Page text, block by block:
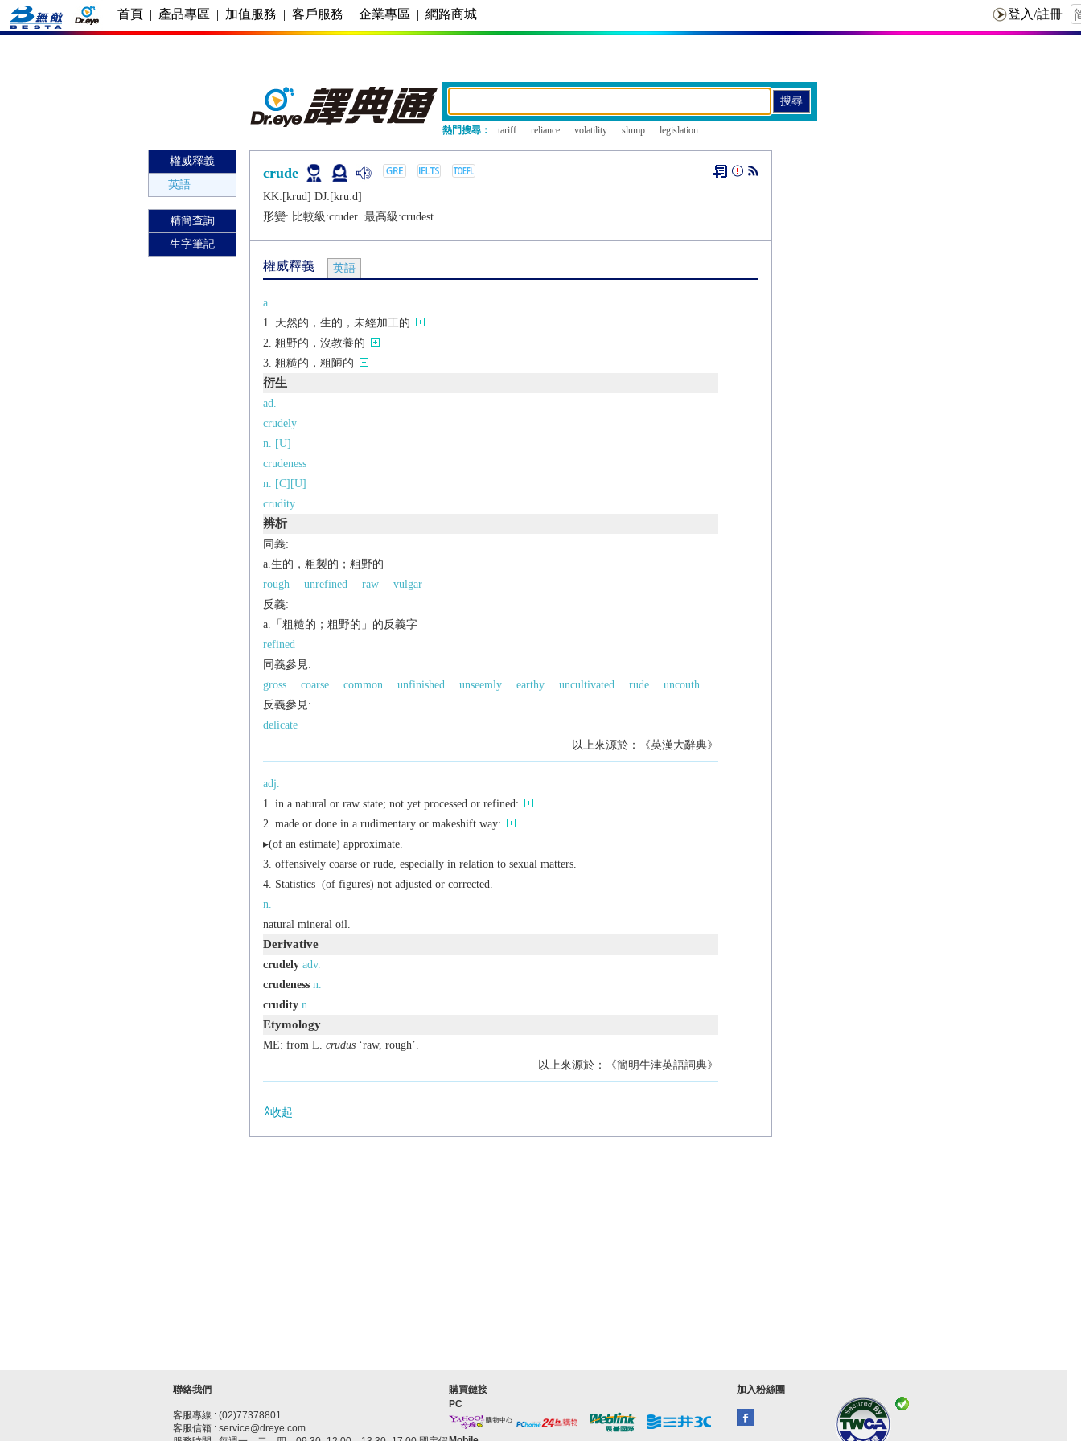
首頁 | 產品專區 | 加值服務 | 客戶服務 | 企業專區 | 網路商城
熱門搜尋： tariff reliance volatility slump legislation
權威釋義
英語
精簡查詢
生字筆記
crude
KK:[krud] DJ:[kruːd]
形變: 比較級:cruder最高級:crudest
權威釋義 英語
a.
天然的，生的，未經加工的
粗野的，沒教養的
粗糙的，粗陋的
衍生
ad.
crudely
n. [U]
crudeness
n. [C][U]
crudity
辨析
同義:
a.生的，粗製的；粗野的
rough
unrefined raw
vulgar
反義:
a.「粗糙的；粗野的」的反義字
refined
同義參見:
gross
coarse common unfinished unseemly earthy uncultivated rude
uncouth
反義參見:
delicate
以上來源於：《英漢大辭典》
adj.
in a natural or raw state; not yet processed or refined:
made or done in a rudimentary or makeshift way:
▸(of an estimate) approximate.
offensively coarse or rude, especially in relation to sexual matters.
Statistics (of figures) not adjusted or corrected.
n.
natural mineral oil.
Derivative
crudely adv.
crudeness n.
crudity n.
Etymology
ME: from L. crudus‘raw, rough’.
以上來源於：《簡明牛津英語詞典》
收起
聯絡我們
客服專線 : (02)77378801
客服信箱 : service@dreye.com
購買鏈接
PC
加入粉絲團